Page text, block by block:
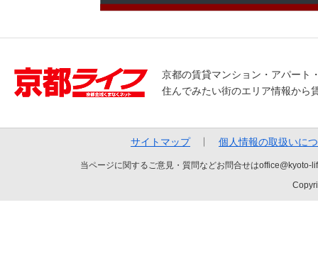
京都の賃貸マンション・アパート
住んでみたい街のエリア情報から
サイトマップ 個人情報の取扱いに
当ページに関するご意見・質問などお問合せは